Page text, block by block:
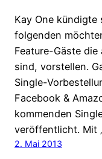
Kay One kündigte
folgenden
Feature-Gäste die
sind, vorstellen.
Single-
Facebook &
kommenden
veröffentlicht. Mit
2. Mai 2013